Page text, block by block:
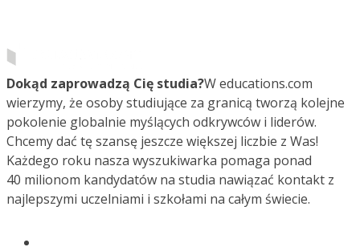
Dokąd zaprowadzą Cię studia?W educations.com
wierzymy, że osoby studiujące za granicą tworzą kolejne
pokolenie globalnie myślących odkrywców i liderów.
Chcemy dać tę szansę jeszcze większej liczbie z Was!
Każdego roku nasza wyszukiwarka pomaga ponad
40 milionom kandydatów na studia nawiązać kontakt z
najlepszymi uczelniami i szkołami na całym świecie.